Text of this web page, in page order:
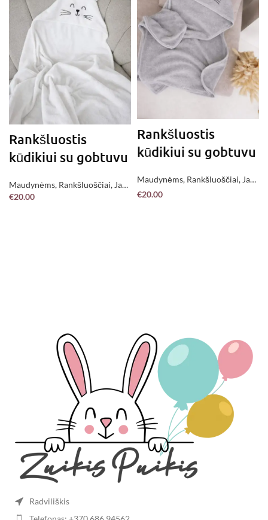
Rankšluostis
kūdikiui su gobtuvu
Maudynėms, Rankšluoščiai, Jau
pagaminta !
€20.00
Rankšluostis
kūdikiui su gobtuvu
Maudynėms, Rankšluoščiai,Jau
pagaminta !
€20.00
Radviliškis